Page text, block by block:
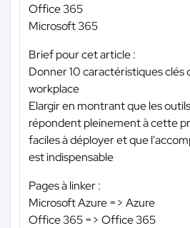
Office 365
Microsoft 365
Brief pour cet article :
Donner 10 caractéristiques clés
workplace
Elargir en montrant que les
répondent pleinement à cette
faciles à déployer et que
est indispensable
Pages à linker :
Microsoft Azure => Azure
Office 365 => Office 365